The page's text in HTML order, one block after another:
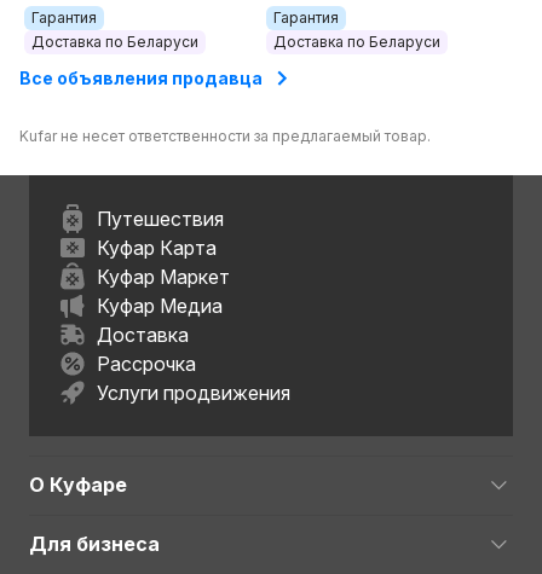
Гарантия
Доставка по Беларуси
Гарантия
Доставка по Беларуси
Все объявления продавца
Kufar не несет ответственности за предлагаемый товар.
Путешествия
Куфар Карта
Куфар Маркет
Куфар Медиа
Доставка
Рассрочка
Услуги продвижения
О Куфаре
Для бизнеса